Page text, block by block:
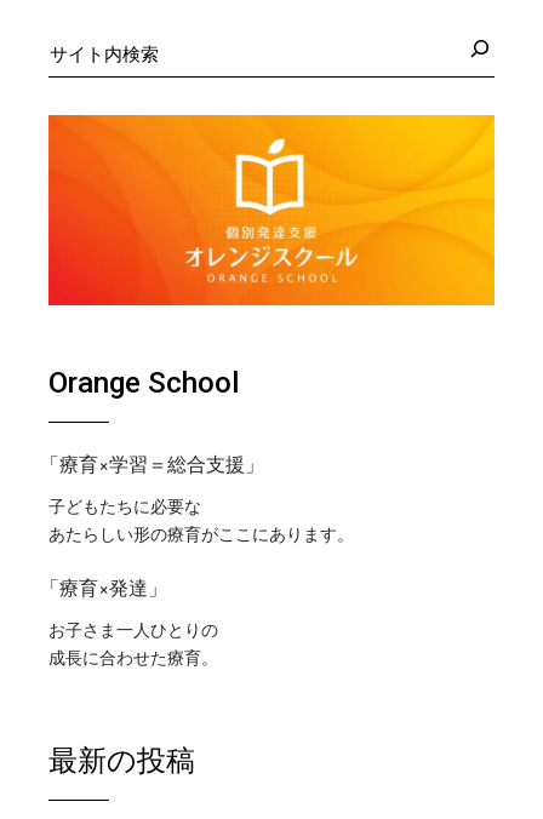
索
Orange School
「療育×学習＝総合支援」
子どもたちに必要な
あたらしい形の療育がここにあります。
「療育×発達」
お子さま一人ひとりの
成長に合わせた療育。
最新の投稿